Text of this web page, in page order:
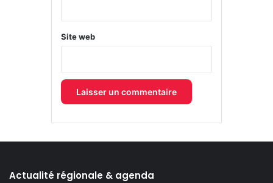
Site web
Actualité régionale & agenda